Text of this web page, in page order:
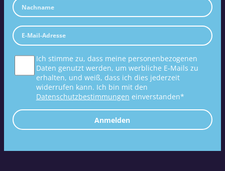
Ich stimme zu, dass meine personenbezogenen
Daten genutzt werden, um werbliche E-Mails zu
erhalten, und weiß, dass ich dies jederzeit
widerrufen kann. Ich bin mit den
Datenschutzbestimmungen einverstanden*
Anmelden